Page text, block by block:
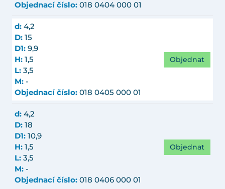
Objednací číslo: 018 0404 000 01
d: 4,2
D: 15
D1: 9,9
H: 1,5
L: 3,5
M: -
Objednací číslo: 018 0405 000 01
Objednat
d: 4,2
D: 18
D1: 10,9
H: 1,5
L: 3,5
M: -
Objednací číslo: 018 0406 000 01
Objednat